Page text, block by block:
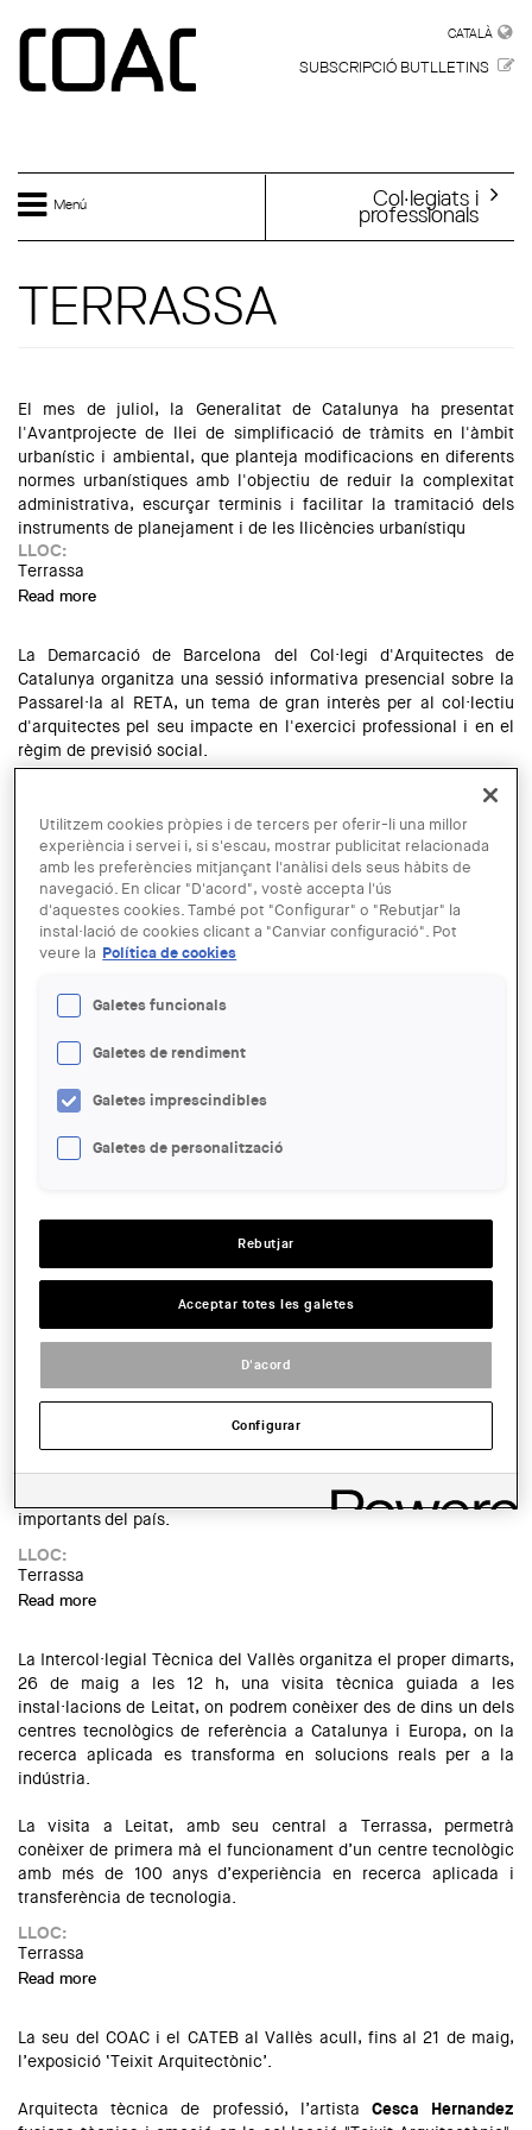
CATALÀ
SUBSCRIPCIÓ BUTLLETINS
Menú Col·legiats i
professionals
TERRASSA
El mes de juliol, la Generalitat de Catalunya ha presentat
l'Avantprojecte de llei de simplificació de tràmits en l'àmbit
urbanístic i ambiental, que planteja modificacions en diferents
normes urbanístiques amb l'objectiu de reduir la complexitat
administrativa, escurçar terminis i facilitar la tramitació dels
instruments de planejament i de les llicències urbanístiqu
LLOC:
Terrassa
Read more
La Demarcació de Barcelona del Col·legi d'Arquitectes de
Catalunya organitza una sessió informativa presencial sobre la
Passarel·la al RETA, un tema de gran interès per al col·lectiu
d'arquitectes pel seu impacte en l'exercici professional i en el
règim de previsió social.
Durant la sessió s'informarà sobre la situació actual de la
Passarel·la al Congrés dels Diputats, així com de les
implicacions que aquesta pot tenir en la jubilació dels
mutualistes.
LLOC:
Terrassa
Read more about Sessió informativa sobre la passarel·la al RETA
La Delegació del Vallès organitza el pròxim dimecres, 22 de
La Teulada, a Terrassa. El guiatge anirà a càrrec de l'arquitecte
cessió d’ús, nascut d’un acompanyament inicial per identificar
Read moreabout Visita a la Cooperativa d’habitatges La Teulada
La Intercol·legial Tècnica del Vallès organitza el dijous, 18 de
juny a les 10.30 h, una visita guiada a les instal·lacions del Parc
Audiovisual de Catalunya, a Terrassa.
Vine a descobrir els espais de rodatge i producció audiovisual
de Parc Audiovisual de Catalunya, un equipament singular
situat a l’antic Hospital del Tòrax de Terrassa que avui s’ha
convertit en un dels centres de producció audiovisual més
importants del país.
LLOC:
Terrassa
Read more
La Intercol·legial Tècnica del Vallès organitza el proper dimarts,
26 de maig a les 12 h, una visita tècnica guiada a les
instal·lacions de Leitat, on podrem conèixer des de dins un dels
centres tecnològics de referència a Catalunya i Europa, on la
recerca aplicada es transforma en solucions reals per a la
indústria.
La visita a Leitat, amb seu central a Terrassa, permetrà
conèixer de primera mà el funcionament d’un centre tecnològic
amb més de 100 anys d’experiència en recerca aplicada i
transferència de tecnologia.
LLOC:
Terrassa
Read more
La seu del COAC i el CATEB al Vallès acull, fins al 21 de maig,
l’exposició ‘Teixit Arquitectònic’.
Arquitecta tècnica de professió, l’artista Cesca Hernandez
Utilitzem cookies pròpies i de tercers per oferir-li una millor
experiència i servei i, si s'escau, mostrar publicitat relacionada
amb les preferències mitjançant l'anàlisi dels seus hàbits de
navegació. En clicar "D'acord", vostè accepta l'ús
d'aquestes cookies. També pot "Configurar" o "Rebutjar" la
instal·lació de cookies clicant a "Canviar configuració". Pot
veure la Política de cookies
Galetes funcionals
Galetes de rendiment
Galetes imprescindibles
Galetes de personalització
Rebutjar
Acceptar totes les galetes
D'acord
Configurar